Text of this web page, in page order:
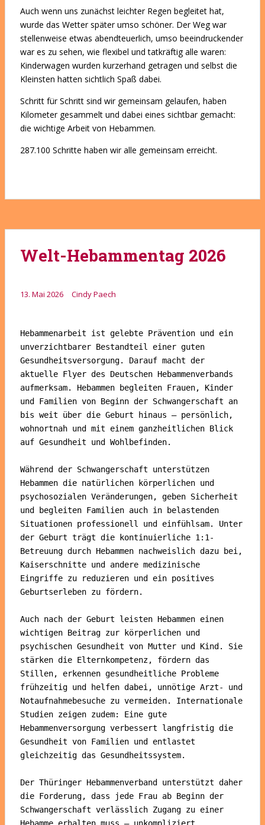
Auch wenn uns zunächst leichter Regen begleitet hat,
wurde das Wetter später umso schöner. Der Weg war
stellenweise etwas abendteuerlich, umso beeindruckender
war es zu sehen, wie flexibel und tatkräftig alle waren:
Kinderwagen wurden kurzerhand getragen und selbst die
Kleinsten hatten sichtlich Spaß dabei.
Schritt für Schritt sind wir gemeinsam gelaufen, haben
Kilometer gesammelt und dabei eines sichtbar gemacht:
die wichtige Arbeit von Hebammen.
287.100 Schritte haben wir alle gemeinsam erreicht.
Welt-Hebammentag 2026
13. Mai 2026 Cindy Paech
Hebammenarbeit ist gelebte Prävention und ein
unverzichtbarer Bestandteil einer guten
Gesundheitsversorgung. Darauf macht der
aktuelle Flyer des Deutschen Hebammenverbands
aufmerksam. Hebammen begleiten Frauen, Kinder
und Familien von Beginn der Schwangerschaft an
bis weit über die Geburt hinaus – persönlich,
wohnortnah und mit einem ganzheitlichen Blick
auf Gesundheit und Wohlbefinden.
Während der Schwangerschaft unterstützen
Hebammen die natürlichen körperlichen und
psychosozialen Veränderungen, geben Sicherheit
und begleiten Familien auch in belastenden
Situationen professionell und einfühlsam. Unter
der Geburt trägt die kontinuierliche 1:1-
Betreuung durch Hebammen nachweislich dazu bei,
Kaiserschnitte und andere medizinische
Eingriffe zu reduzieren und ein positives
Geburtserleben zu fördern.
Auch nach der Geburt leisten Hebammen einen
wichtigen Beitrag zur körperlichen und
psychischen Gesundheit von Mutter und Kind. Sie
stärken die Elternkompetenz, fördern das
Stillen, erkennen gesundheitliche Probleme
frühzeitig und helfen dabei, unnötige Arzt- und
Notaufnahmebesuche zu vermeiden. Internationale
Studien zeigen zudem: Eine gute
Hebammenversorgung verbessert langfristig die
Gesundheit von Familien und entlastet
gleichzeitig das Gesundheitssystem.
Der Thüringer Hebammenverband unterstützt daher
die Forderung, dass jede Frau ab Beginn der
Schwangerschaft verlässlich Zugang zu einer